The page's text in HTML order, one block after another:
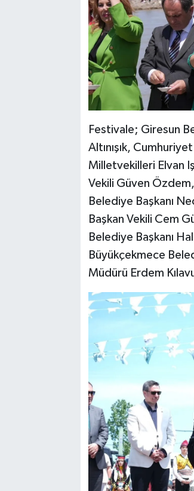
Festivale; Giresun
Altınışık,
Milletvekilleri Elvan
Vekili Güven
Belediye Başkanı
Başkan Vekili Cem
Belediye Başkanı
Büyükçekmece
Müdürü Erdem